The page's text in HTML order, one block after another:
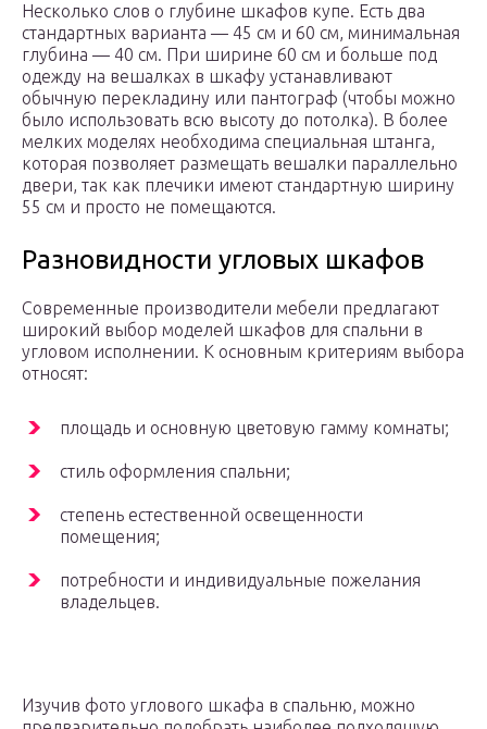
Несколько слов о глубине шкафов купе. Есть два
стандартных варианта — 45 см и 60 см, минимальная
глубина — 40 см. При ширине 60 см и больше под
одежду на вешалках в шкафу устанавливают
обычную перекладину или пантограф (чтобы можно
было использовать всю высоту до потолка). В более
мелких моделях необходима специальная штанга,
которая позволяет размещать вешалки параллельно
двери, так как плечики имеют стандартную ширину
55 см и просто не помещаются.
Разновидности угловых шкафов
Современные производители мебели предлагают
широкий выбор моделей шкафов для спальни в
угловом исполнении. К основным критериям выбора
относят:
площадь и основную цветовую гамму комнаты;
стиль оформления спальни;
степень естественной освещенности
помещения;
потребности и индивидуальные пожелания
владельцев.
Изучив фото углового шкафа в спальню, можно